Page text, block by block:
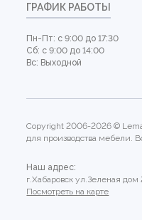
ГРАФИК РАБОТЫ
Пн-Пт: с 9:00 до 17:30
Сб: с 9:00 до 14:00
Вс: Выходной
Copyright 2006-2026 ©
для производства мебели.
Наш адрес:
г.Хабаровск ул.Зеленая дом
Посмотреть на карте